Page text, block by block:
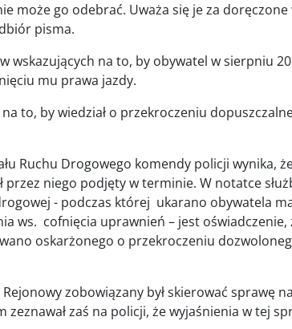
może go odebrać. Uważa się je za doręczone
pisma.
wskazujących na to, by obywatel w sierpniu
mu prawa jazdy.
to, by wiedział o przekroczeniu
Ruchu Drogowego komendy policji wynika,
przez niego podjęty w terminie. W notatce
- podczas której ukarano obywatela
ws. cofnięcia uprawnień – jest oświadczenie,
oskarżonego o przekroczeniu
zobowiązany był skierować sprawę
zeznawał zaś na policji, że wyjaśnienia w tej